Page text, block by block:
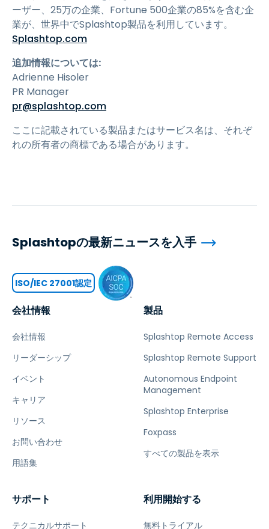
ーザー、25万の企業、Fortune 500企業の85%を含む企
業が、世界中でSplashtop製品を利用しています。
Splashtop.com
追加情報については:
Adrienne Hisoler
PR Manager
pr@splashtop.com
ここに記載されている製品またはサービス名は、それぞ
れの所有者の商標である場合があります。
会社情報
会社情報
リーダーシップ
イベント
キャリア
リソース
お問い合わせ
用語集
製品
Splashtop Remote Access
Splashtop Remote Support
Autonomous Endpoint
Management
Splashtop Enterprise
Foxpass
すべての製品を表示
サポート
テクニカルサポート
利用開始する
無料トライアル
Splashtopの最新ニュースを入手
ISO/IEC 27001認定